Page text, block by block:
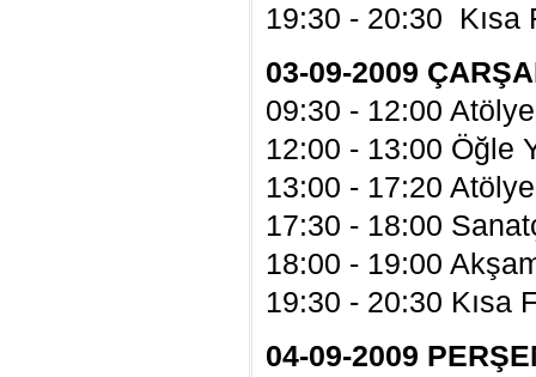
19:30 - 20:30 Kısa
03-09-2009
09:30 - 12:00 Atölye
12:00 - 13:00 Öğle
13:00 - 17:20
17:30 - 18:00
18:00 - 19:00
19:30 - 20:30 Kısa
04-09-2009